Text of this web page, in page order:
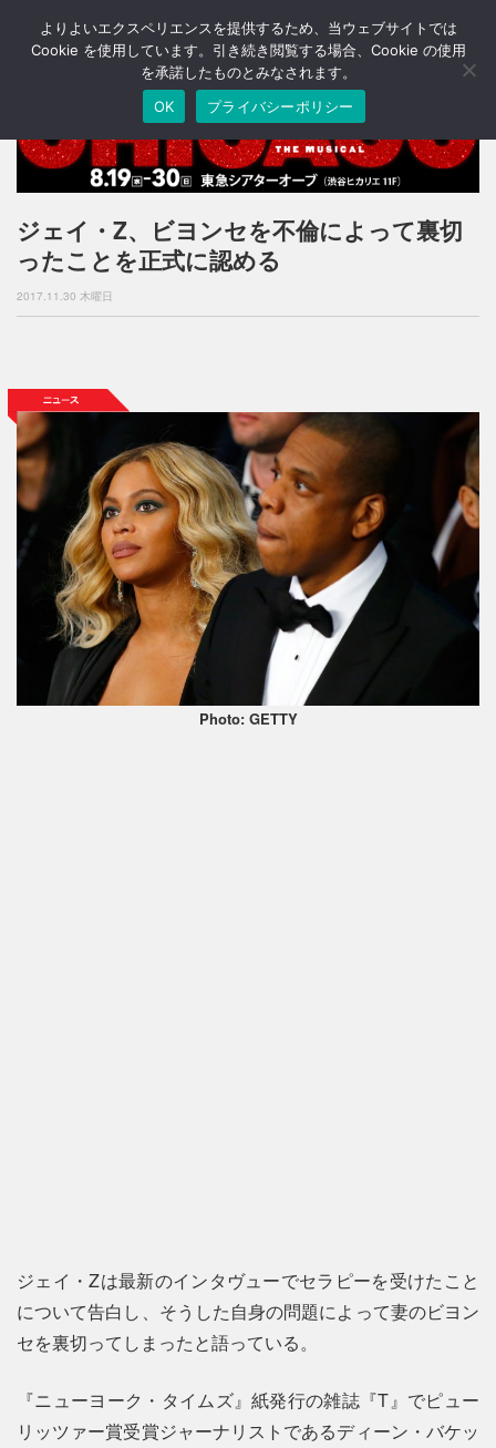
T
o
n
v
i
g
o
ジェイ・Z、ビヨンセを不倫によって裏切
ったことを正式に認める
2017.11.30 木曜日
Photo: GETTY
ジェイ・Zは最新のインタヴューでセラピーを受けたこと
について告白し、そうした自身の問題によって妻のビヨン
セを裏切ってしまったと語っている。
『ニューヨーク・タイムズ』紙発行の雑誌『T』でピュー
リッツァー賞受賞ジャーナリストであるディーン・バケッ
よりよいエクスペリエンスを提供するため、当ウェブサイトでは
Cookie を使用しています。引き続き閲覧する場合、Cookie の使用
を承諾したものとみなされます。
OK
プライバシーポリシー